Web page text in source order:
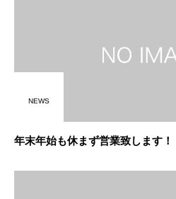
NEWS
年末年始も休まず営業致します！